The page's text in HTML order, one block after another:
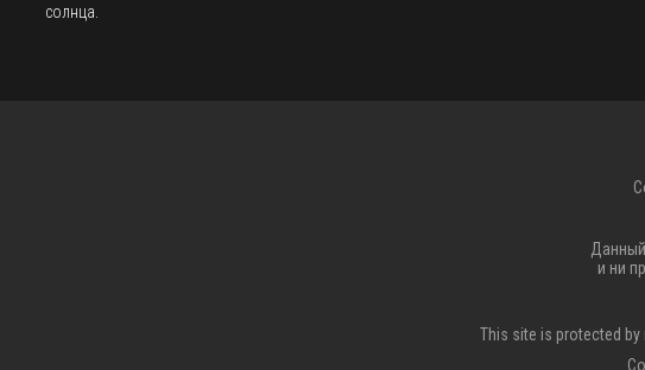
солнца.
и ни
This site is protected by